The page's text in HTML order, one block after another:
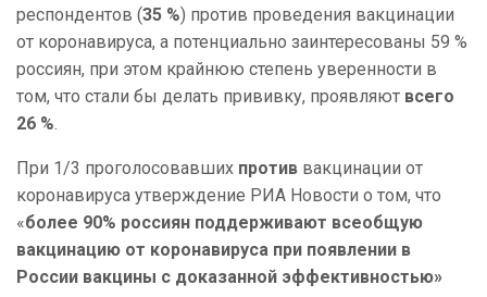
респондентов (35 %) против проведения вакцинации
от коронавируса, а потенциально заинтересованы 59 %
россиян, при этом крайнюю степень уверенности в
том, что стали бы делать прививку, проявляют всего
26 %.
При 1/3 проголосовавших против вакцинации от
коронавируса утверждение РИА Новости о том, что
«более 90% россиян поддерживают всеобщую
вакцинацию от коронавируса при появлении в
России вакцины с доказанной эффективностью»